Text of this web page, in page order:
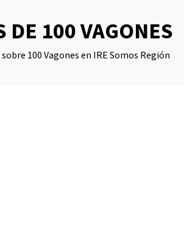
DE 100 VAGONES
100 Vagones en IRE Somos Región